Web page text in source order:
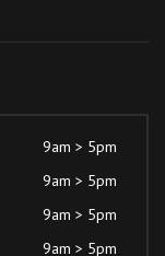
9am > 5pm
9am > 5pm
9am > 5pm
9am > 5pm